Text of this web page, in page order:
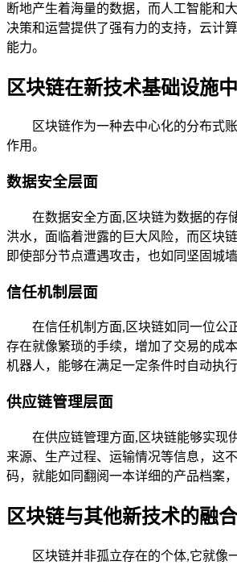
断地产生着海量的数据，而人工智能和
决策和运营提供了强有力的支持，云计
能力。
区块链在新技术基础设施
区块链作为一种去中心化的分布式
作用。
数据安全层面
在数据安全方面,区块链为数据的存
洪水，面临着泄露的巨大风险，而区块
即使部分节点遭遇攻击，也如同坚固城
信任机制层面
在信任机制方面,区块链如同一位公
存在就像繁琐的手续，增加了交易的成
机器人，能够在满足一定条件时自动执
供应链管理层面
在供应链管理方面,区块链能够实现
来源、生产过程、运输情况等信息，这
码，就能如同翻阅一本详细的产品档案
区块链与其他新技术的融
区块链并非孤立存在的个体,它就像